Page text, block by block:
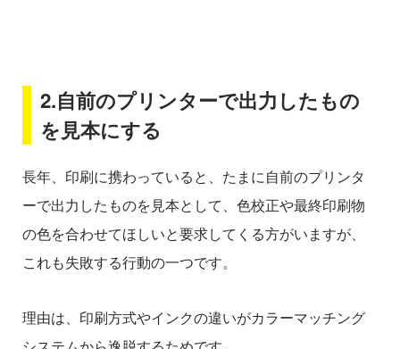
2.自前のプリンターで出力したもの
を見本にする
長年、印刷に携わっていると、たまに自前のプリンタ
ーで出力したものを見本として、色校正や最終印刷物
の色を合わせてほしいと要求してくる方がいますが、
これも失敗する行動の一つです。
理由は、印刷方式やインクの違いがカラーマッチング